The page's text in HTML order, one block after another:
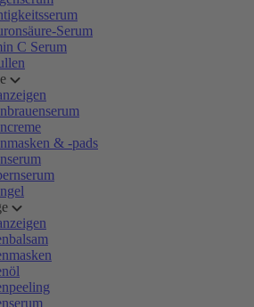
Serum
C Serum
& -pads